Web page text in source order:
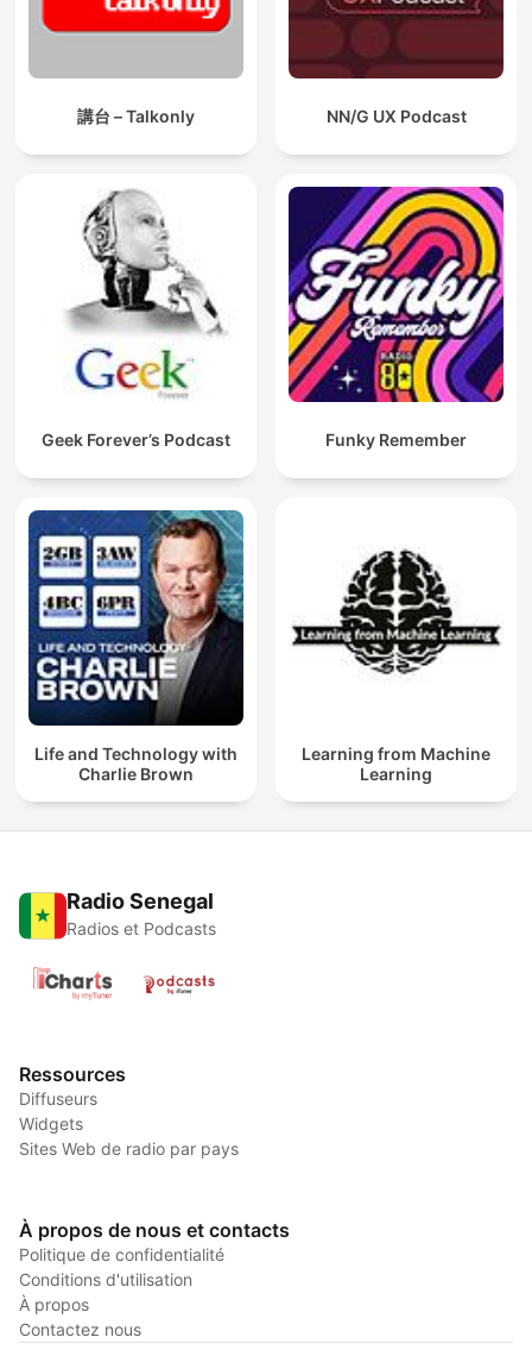
講台 – Talkonly NN/G UX Podcast
Geek Forever’s Podcast Funky Remember
Life and Technology with
Charlie Brown
Learning from Machine
Learning
Radio Senegal
Radios et Podcasts
Ressources
Diffuseurs
Widgets
Sites Web de radio par pays
À propos de nous et contacts
Politique de confidentialité
Conditions d'utilisation
À propos
Contactez nous